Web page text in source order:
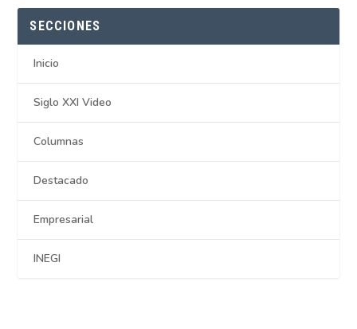
SECCIONES
Inicio
Siglo XXI Video
Columnas
Destacado
Empresarial
INEGI